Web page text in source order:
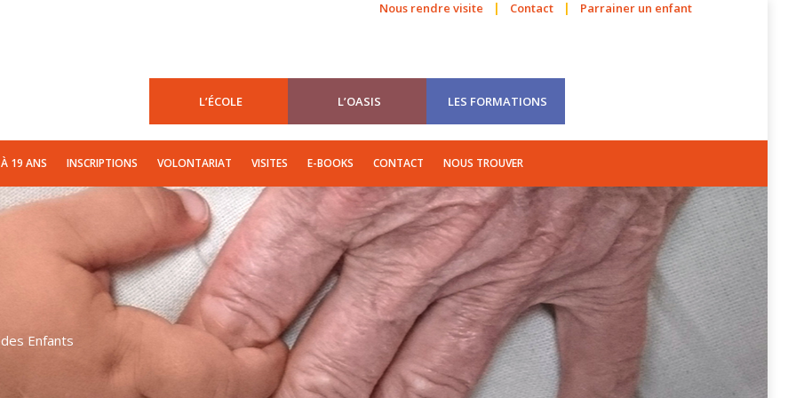
Nous rendre visite | Contact | Parrainer un enfant
L’ÉCOLE L’OASIS LES FORMATIONS
19 ANS INSCRIPTIONS VOLONTARIAT VISITES E-BOOKS CONTACT NOUS TROUVER
Enfants